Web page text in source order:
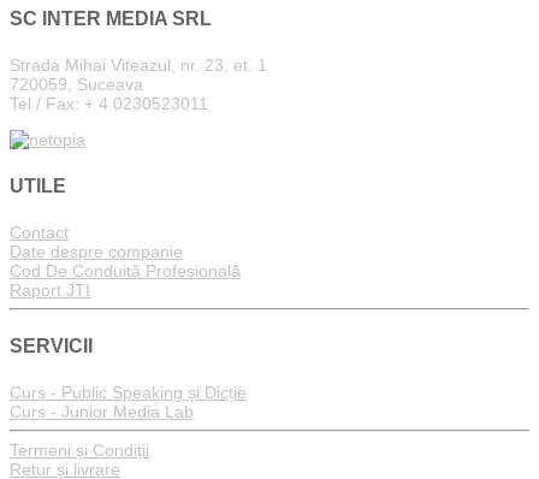
SC INTER MEDIA SRL
Strada Mihai Viteazul, nr. 23, et. 1
720059, Suceava
Tel / Fax: + 4 0230523011
UTILE
Contact
Date despre companie
Cod De Conduită Profesională
Raport JTI
SERVICII
Curs - Public Speaking și Dicție
Curs - Junior Media Lab
Termeni și Condiții
Retur și livrare